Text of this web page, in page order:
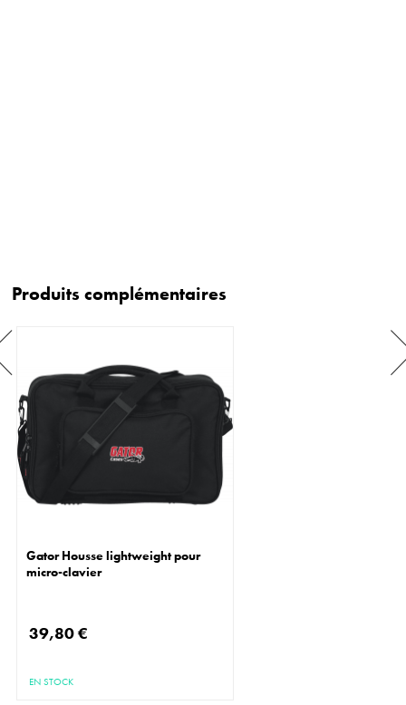
Produits complémentaires
Gator Housse lightweight pour
micro-clavier
39,80 €
EN STOCK